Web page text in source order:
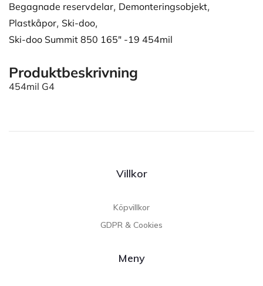
Begagnade reservdelar, Demonteringsobjekt,
Plastkåpor, Ski-doo,
Ski-doo Summit 850 165" -19 454mil
Produktbeskrivning
454mil G4
Villkor
Köpvillkor
GDPR & Cookies
Meny